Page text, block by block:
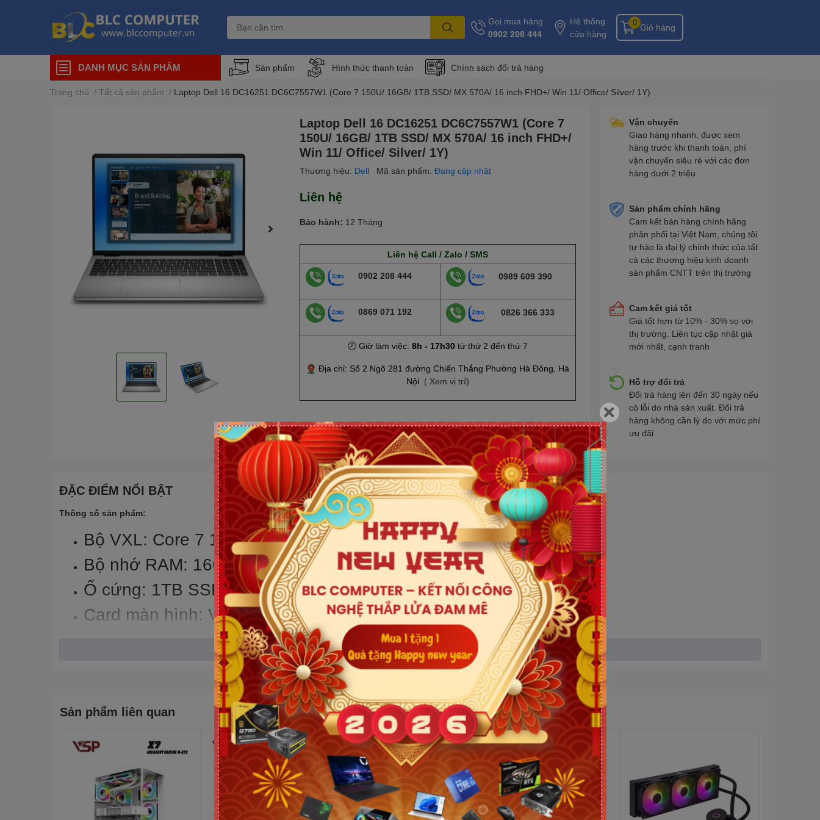
Gọi mua hàng
0902 208 444
Hệ thống
cửa hàng
Giỏ hàng
0
DANH MỤC SẢN PHẨM Sản phẩm Hình thức thanh toán Chính sách đổi trả hàng
Trang chủ / Tất cả sản phẩm / Laptop Dell 16 DC16251 DC6C7557W1 (Core 7 150U/ 16GB/ 1TB SSD/ MX 570A/ 16 inch FHD+/ Win 11/ Office/ Silver/ 1Y)
Laptop Dell 16 DC16251 DC6C7557W1 (Core 7
150U/ 16GB/ 1TB SSD/ MX 570A/ 16 inch FHD+/
Win 11/ Office/ Silver/ 1Y)
Thương hiệu: Dell Mã sản phẩm:Đang cập nhật
Liên hệ
Bảo hành: 12 Tháng
Liên hệ Call / Zalo / SMS
0902 208 444 0989 609 390
0869 071 192 0826 366 333
🕗 Giờ làm việc:8h - 17h30 từ thứ 2 đến thứ 7
Địa chỉ: Số 2 Ngõ 281 đường Chiến Thắng Phường Hà Đông, Hà
Nội ( Xem vị trí)
Vận chuyển
Giao hàng nhanh, được xem
hàng trước khi thanh toán, phí
vận chuyển siêu rẻ với các đơn
hàng dưới 2 triệu
Sản phẩm chính hãng
Cam kết bán hàng chính hãng
phân phối tại Việt Nam, chúng tôi
tự hào là đại lý chính thức của tất
cả các thương hiệu kinh doanh
sản phẩm CNTT trên thị trường
Cam kết giá tốt
Giá tốt hơn từ 10% - 30% so với
thị trường. Liên tục cập nhật giá
mới nhất, cạnh tranh
Hỗ trợ đổi trả
Đổi trả hàng lên đến 30 ngày nếu
có lỗi do nhà sản xuất. Đổi trả
hàng không cần lý do với mức phí
ưu đãi
ĐẶC ĐIỂM NỔI BẬT
Thông số sản phẩm:
Bộ VXL: Core 7 150U 1.7GHz
Bộ nhớ RAM: 16Gb (2x8Gb) DDR5 5200
Ổ cứng: 1TB SSD
Card màn hình: VGA Nvidia - Nvidia GeForce MX570A 2GB GDDR6
Kích thước màn hình: 16.0inch FHD+
Hệ điều hành: Windows 11 Home + Office Home 2024
Xem thêm
Sản phẩm liên quan